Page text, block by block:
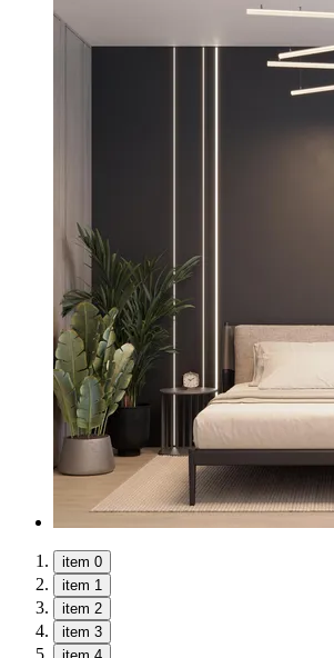
item 0
item 1
item 2
item 3